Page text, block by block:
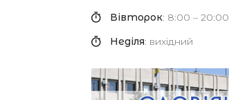
Вівторок: 8:00 – 20:00
Неділя: вихідний